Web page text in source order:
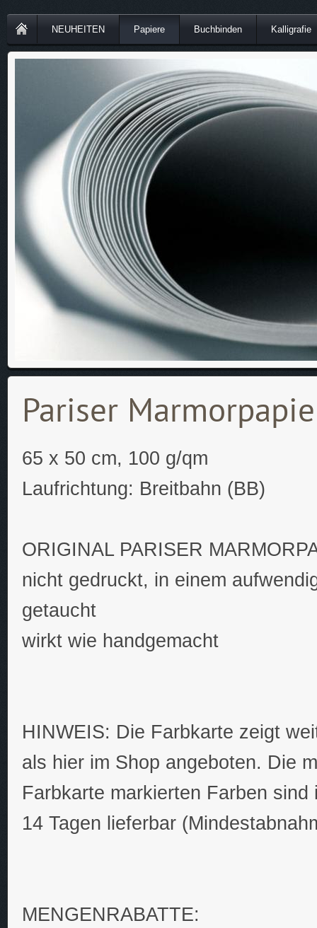
NEUHEITEN Papiere Buchbinden Kalligrafie
Pariser
65 x 50 cm, 100 g/qm
Laufrichtung: Breitbahn (BB)
ORIGINAL PARISER
nicht gedruckt, in einem
getaucht
wirkt wie handgemacht
HINWEIS: Die Farbkarte zeigt
als hier im Shop angeboten. Die
Farbkarte markierten Farben sind
14 Tagen lieferbar
MENGENRABATTE: